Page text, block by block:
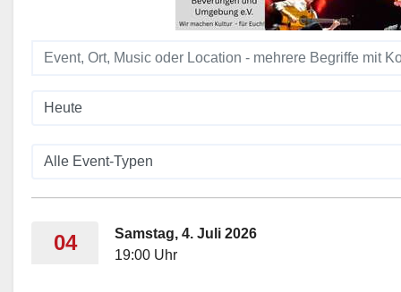
04
Samstag, 4. Juli 2026
19:00 Uhr